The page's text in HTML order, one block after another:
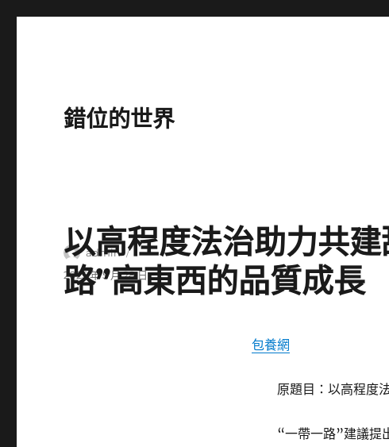
錯位的世界
以高程度法治助力共
路”高東西的品質成長
包養網
原題目：以高程度
“一帶一路”建議提
作
者
admin
發
佈
2025 年 5 月 28 日